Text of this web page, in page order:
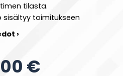
tilasta.
sisältyy toimitukseen
›
€